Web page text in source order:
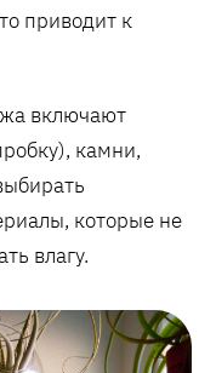
приводит к
включают
камни,
которые не
влагу.